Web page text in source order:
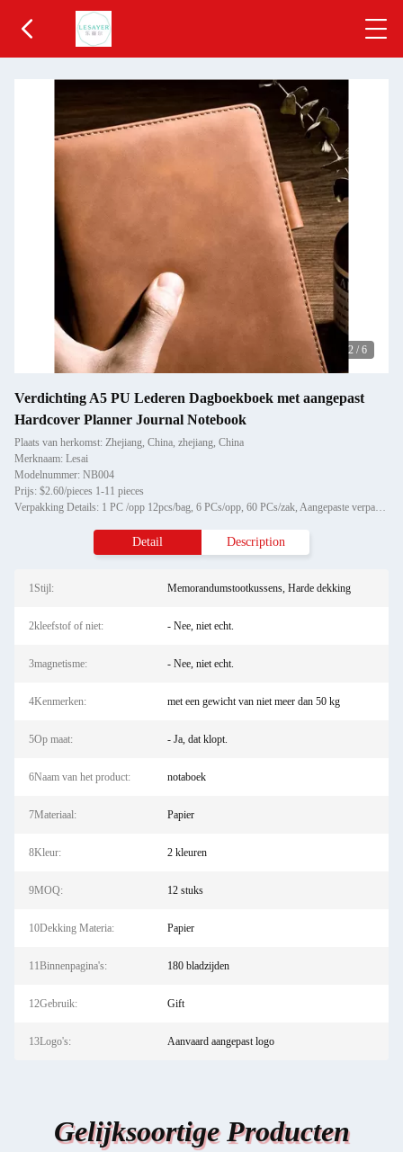
2 / 6
Verdichting A5 PU Lederen Dagboekboek met aangepast
Hardcover Planner Journal Notebook
Plaats van herkomst: Zhejiang, China, zhejiang, China
Merknaam: Lesai
Modelnummer: NB004
Prijs: $2.60/pieces 1-11 pieces
Verpakking Details: 1 PC /opp 12pcs/bag, 6 PCs/opp, 60 PCs/zak, Aangepaste verpakking
Detail Description
1Stijl: Memorandumstootkussens, Harde dekking
2kleefstof of niet: - Nee, niet echt.
3magnetisme: - Nee, niet echt.
4Kenmerken: met een gewicht van niet meer dan 50 kg
5Op maat: - Ja, dat klopt.
6Naam van het product: notaboek
7Materiaal: Papier
8Kleur: 2 kleuren
9MOQ: 12 stuks
10Dekking Materia: Papier
11Binnenpagina's: 180 bladzijden
12Gebruik: Gift
13Logo's: Aanvaard aangepast logo
Gelijksoortige Producten